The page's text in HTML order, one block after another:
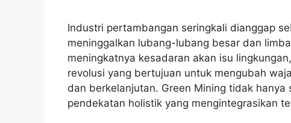
Industri pertambangan seringkali dianggap
meninggalkan lubang-lubang besar dan
meningkatnya kesadaran akan isu
revolusi yang bertujuan untuk mengubah
dan berkelanjutan. Green Mining tidak
pendekatan holistik yang mengintegrasikan